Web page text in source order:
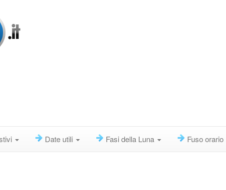
Date utili Fasi della Luna Fuso orario